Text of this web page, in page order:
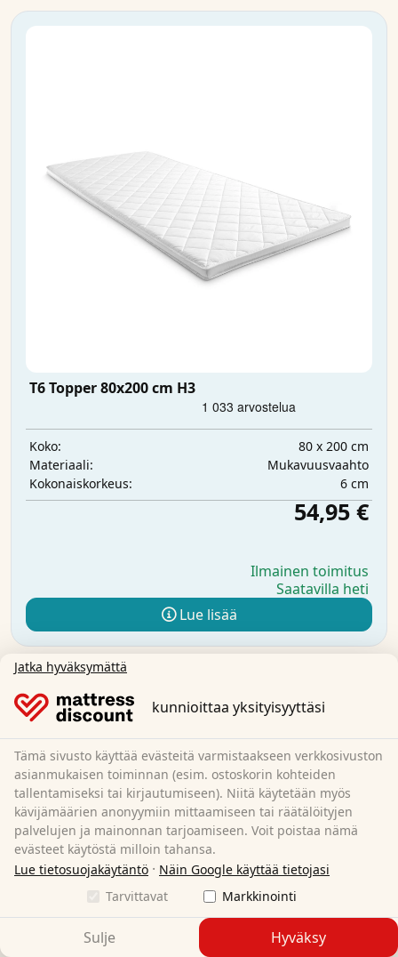
T6 Topper 80x200 cm H3
Koko:
80 x 200 cm
Materiaali:
Mukavuusvaahto
Kokonaiskorkeus:
6 cm
54,95 €
Ilmainen toimitus
Saatavilla heti
Lue lisää
Jatka hyväksymättä
kunnioittaa yksityisyyttäsi
Tämä sivusto käyttää evästeitä varmistaakseen verkkosivuston
asianmukaisen toiminnan (esim. ostoskorin kohteiden
tallentamiseksi tai kirjautumiseen). Niitä käytetään myös
kävijämäärien anonyymiin mittaamiseen tai räätälöityjen
palvelujen ja mainonnan tarjoamiseen. Voit poistaa nämä
evästeet käytöstä milloin tahansa.
Lue tietosuojakäytäntö · Näin Google käyttää tietojasi
Tarvittavat
Markkinointi
Sulje Hyväksy